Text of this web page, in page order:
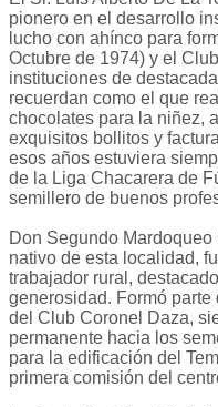
pionero en el desarrollo
lucho con ahínco para
Octubre de 1974) y el
instituciones de
recuerdan como el que
chocolates para la niñez,
exquisitos bollitos y
esos años estuviera
de la Liga Chacarera de
semillero de buenos
Don Segundo
nativo de esta localidad,
trabajador rural,
generosidad. Formó parte
del Club Coronel Daza,
permanente hacia los
para la edificación del
primera comisión del